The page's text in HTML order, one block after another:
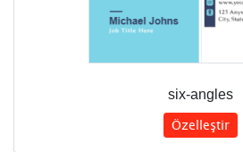
six-angles
Özelleştir